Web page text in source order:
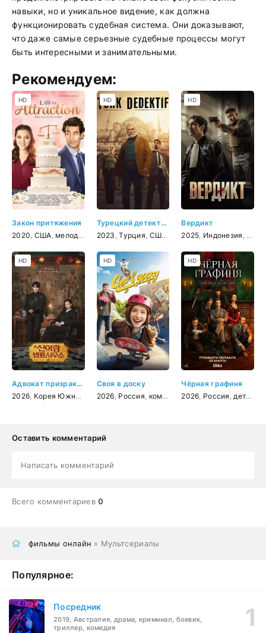
навыки, но и уникальное видение, как должна
функционировать судебная система. Они доказывают,
что даже самые серьезные судебные процессы могут
быть интересными и занимательными.
Рекомендуем:
Закон притяжения
2020 США мелодрама
HD
Турецкий детектив
2023 ,Турция США , триллер ,драма,криминал
HD
Вердикт
2025 Индонезия
HD
Адвокат призраков
2026 Корея Южная детектив,фэнтези,комедия
HD
Своя в доску
2026 Россия комедия
HD
Чёрная графиня
2026 Россия детектив
HD
Оставить комментарий
Написать комментарий
Всего комментариев0
фильмы онлайн » Мультсериалы
Популярное:
Посредник
2019, Австралия, драма, криминал, боевик,
триллер, комедия